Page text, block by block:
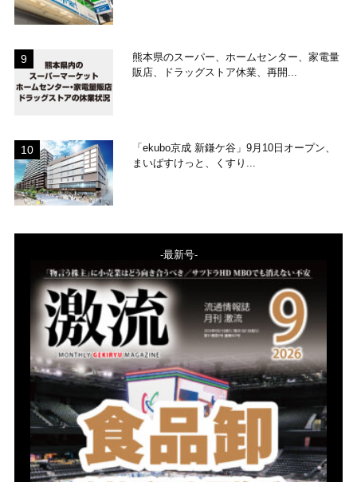
熊本県のスーパー、ホームセンター、家電量
販店、ドラッグストア休業、再開...
「ekubo京成 新鎌ケ谷」9月10日オープン、
まいばすけっと、くすり...
-最新号-